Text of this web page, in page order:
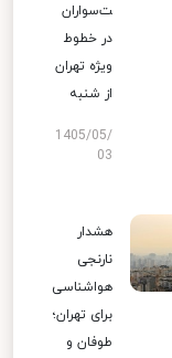
ت‌سواران
در خطوط
ویژه تهران
از شنبه
1405/05/
03
هشدار
نارنجی
هواشناسی
برای تهران؛
طوفان و